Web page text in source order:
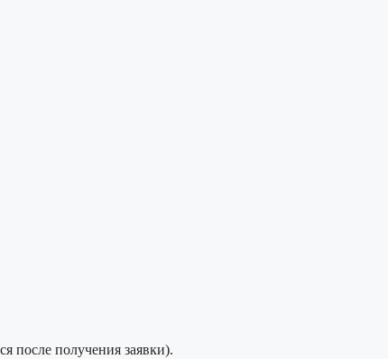
после получения заявки).